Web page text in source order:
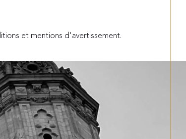
et mentions d'avertissement.